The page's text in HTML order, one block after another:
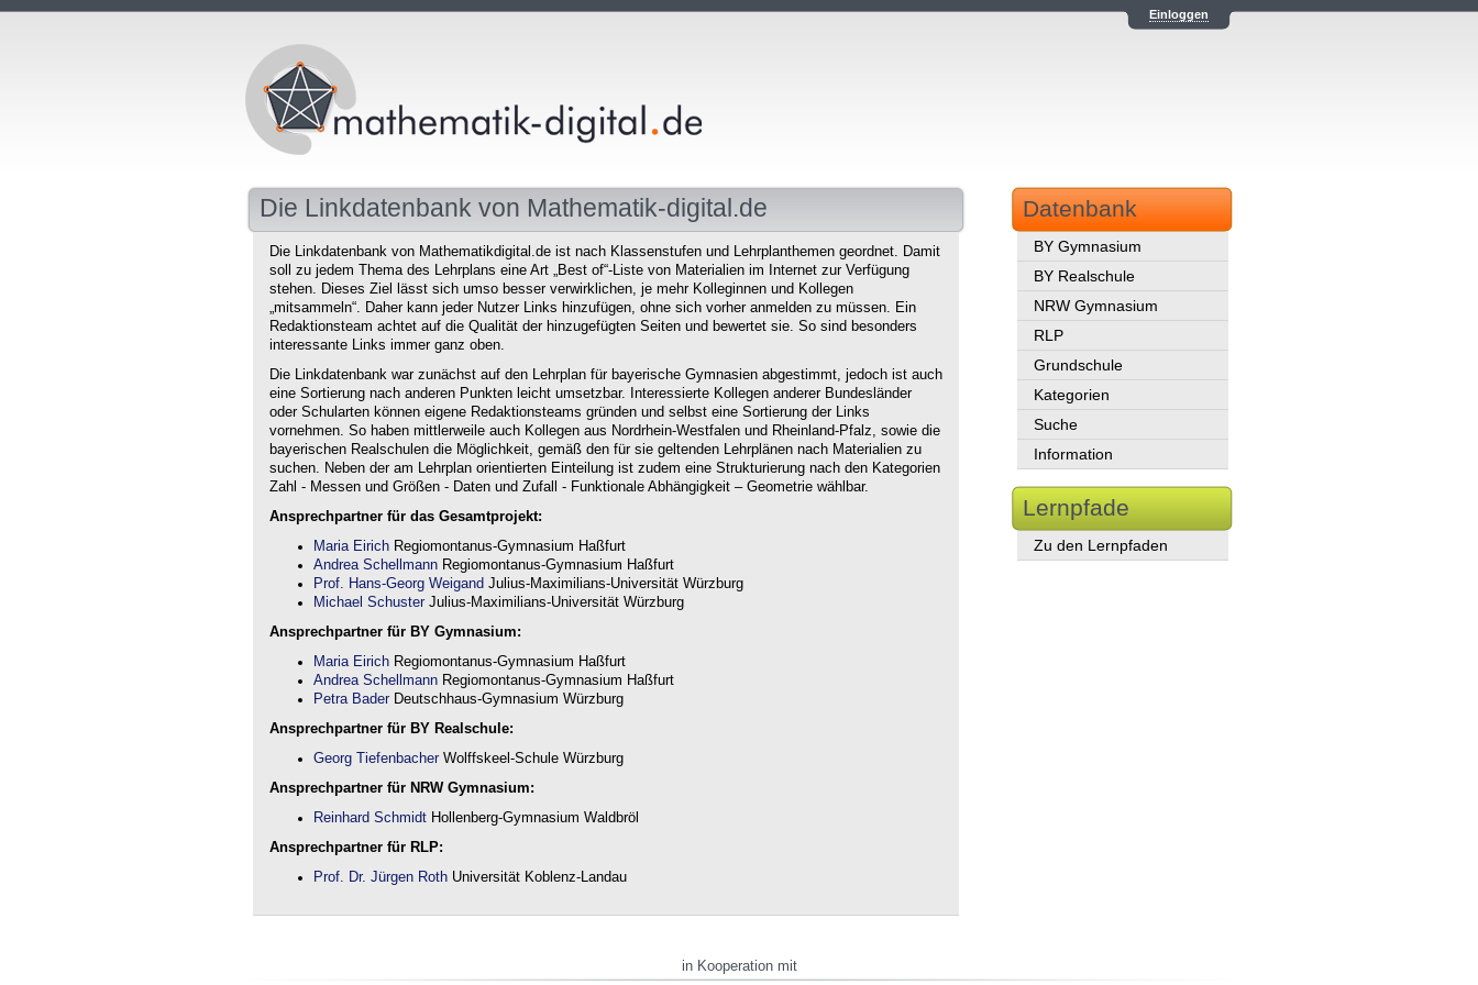
Einloggen
Die Linkdatenbank von Mathematik-digital.de
Die Linkdatenbank von Mathematikdigital.de ist nach Klassenstufen und Lehrplanthemen geordnet. Damit
soll zu jedem Thema des Lehrplans eine Art „Best of“-Liste von Materialien im Internet zur Verfügung
stehen. Dieses Ziel lässt sich umso besser verwirklichen, je mehr Kolleginnen und Kollegen
„mitsammeln“. Daher kann jeder Nutzer Links hinzufügen, ohne sich vorher anmelden zu müssen. Ein
Redaktionsteam achtet auf die Qualität der hinzugefügten Seiten und bewertet sie. So sind besonders
interessante Links immer ganz oben.
Die Linkdatenbank war zunächst auf den Lehrplan für bayerische Gymnasien abgestimmt, jedoch ist auch
eine Sortierung nach anderen Punkten leicht umsetzbar. Interessierte Kollegen anderer Bundesländer
oder Schularten können eigene Redaktionsteams gründen und selbst eine Sortierung der Links
vornehmen. So haben mittlerweile auch Kollegen aus Nordrhein-Westfalen und Rheinland-Pfalz, sowie die
bayerischen Realschulen die Möglichkeit, gemäß den für sie geltenden Lehrplänen nach Materialien zu
suchen. Neben der am Lehrplan orientierten Einteilung ist zudem eine Strukturierung nach den Kategorien
Zahl - Messen und Größen - Daten und Zufall - Funktionale Abhängigkeit – Geometrie wählbar.
Ansprechpartner für das Gesamtprojekt:
Maria Eirich Regiomontanus-Gymnasium Haßfurt
Andrea Schellmann Regiomontanus-Gymnasium Haßfurt
Prof. Hans-Georg Weigand Julius-Maximilians-Universität Würzburg
Michael Schuster Julius-Maximilians-Universität Würzburg
Ansprechpartner für BY Gymnasium:
Maria Eirich Regiomontanus-Gymnasium Haßfurt
Andrea Schellmann Regiomontanus-Gymnasium Haßfurt
Petra Bader Deutschhaus-Gymnasium Würzburg
Ansprechpartner für BY Realschule:
Georg Tiefenbacher Wolffskeel-Schule Würzburg
Ansprechpartner für NRW Gymnasium:
Reinhard Schmidt Hollenberg-Gymnasium Waldbröl
Ansprechpartner für RLP:
Prof. Dr. Jürgen Roth Universität Koblenz-Landau
Datenbank
BY Gymnasium
BY Realschule
NRW Gymnasium
RLP
Grundschule
Kategorien
Suche
Information
Lernpfade
Zu den Lernpfaden
in Kooperation mit